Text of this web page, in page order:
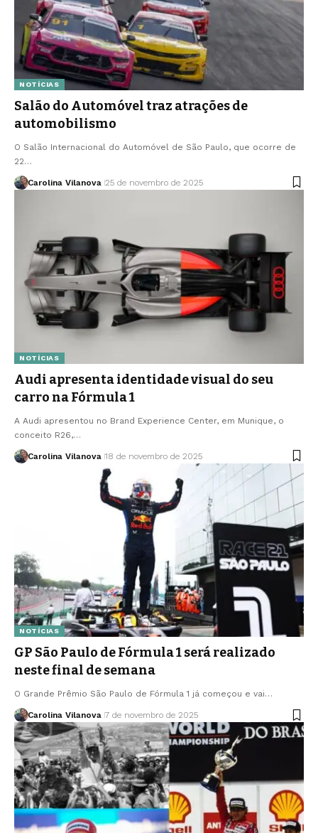
NOTÍCIAS
Salão do Automóvel traz atrações de
automobilismo
O Salão Internacional do Automóvel de São Paulo, que ocorre de
22…
Carolina Vilanova 25 de novembro de 2025
NOTÍCIAS
Audi apresenta identidade visual do seu
carro na Fórmula 1
A Audi apresentou no Brand Experience Center, em Munique, o
conceito R26,…
Carolina Vilanova 18 de novembro de 2025
NOTÍCIAS
GP São Paulo de Fórmula 1 será realizado
neste final de semana
O Grande Prêmio São Paulo de Fórmula 1 já começou e vai…
Carolina Vilanova 7 de novembro de 2025